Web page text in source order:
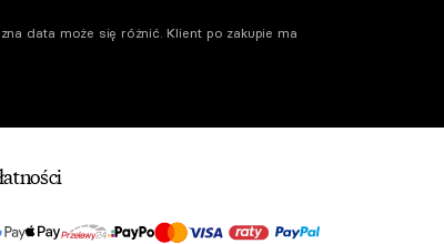
data może się różnić. Klient po zakupie ma